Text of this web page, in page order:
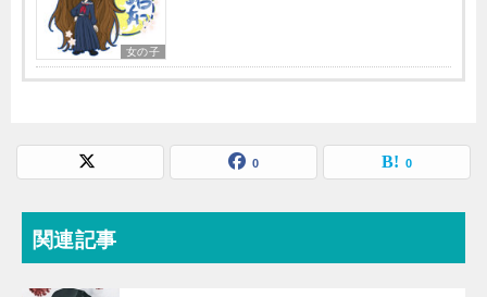
女の子
0 0
関連記事